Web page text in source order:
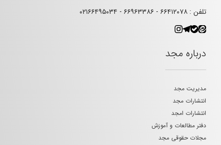
تلفن : ۶۶۴۱۲۰۷۸ - ۶۶۹۶۳۳۸۶ - ۰۲۱۶۶۴۹۵۰۳۴
درباره مجد
مدیریت مجد
انتشارات مجد
انتشارات امجد
دفتر مطالعات و آموزش
مجلات حقوقی مجد